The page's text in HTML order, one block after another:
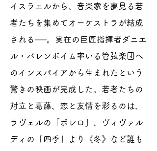
イスラエルから、音楽家を夢見る若
者たちを集めてオーケストラが結成
される──。実在の巨匠指揮者ダニエ
ル・バレンボイム率いる管弦楽団へ
のインスパイアから生まれたという
驚きの映画が完成した。若者たちの
対立と葛藤、恋と友情を彩るのは、
ラヴェルの「ボレロ」、ヴィヴァル
ディの「四季」より《冬》など誰も